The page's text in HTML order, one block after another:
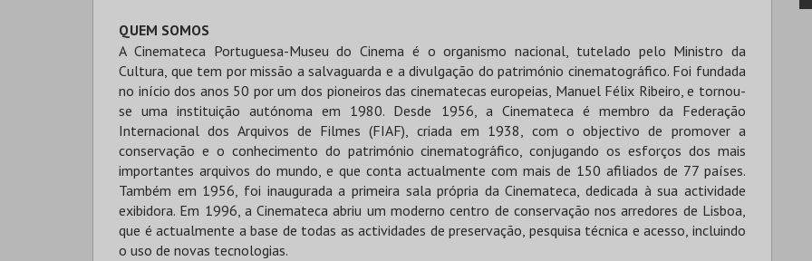
QUEM SOMOS
A Cinemateca Portuguesa-Museu do Cinema é o organismo nacional, tutelado pelo Ministro da
Cultura, que tem por missão a salvaguarda e a divulgação do património cinematográfico. Foi fundada
no início dos anos 50 por um dos pioneiros das cinematecas europeias, Manuel Félix Ribeiro, e tornou-
se uma instituição autónoma em 1980. Desde 1956, a Cinemateca é membro da Federação
Internacional dos Arquivos de Filmes (FIAF), criada em 1938, com o objectivo de promover a
conservação e o conhecimento do património cinematográfico, conjugando os esforços dos mais
importantes arquivos do mundo, e que conta actualmente com mais de 150 afiliados de 77 países.
Também em 1956, foi inaugurada a primeira sala própria da Cinemateca, dedicada à sua actividade
exibidora. Em 1996, a Cinemateca abriu um moderno centro de conservação nos arredores de Lisboa,
que é actualmente a base de todas as actividades de preservação, pesquisa técnica e acesso, incluindo
o uso de novas tecnologias.